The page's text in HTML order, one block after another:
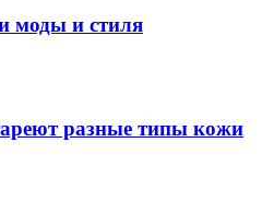
моды и стиля
разные типы кожи